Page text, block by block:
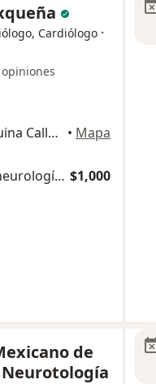
Cardiólogo ·
Av. Ejido Santa Isabel Tola, esquina Calle D, Manzana I, Coyoacán • Mapa
Primera visita Audiología, Otoneurología y Foniatría $1,000
de